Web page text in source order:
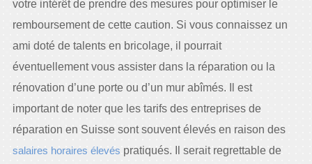
votre intérêt de prendre des mesures pour optimiser le
remboursement de cette caution. Si vous connaissez un
ami doté de talents en bricolage, il pourrait
éventuellement vous assister dans la réparation ou la
rénovation d’une porte ou d’un mur abîmés. Il est
important de noter que les tarifs des entreprises de
réparation en Suisse sont souvent élevés en raison des
salaires horaires élevés pratiqués. Il serait regrettable de